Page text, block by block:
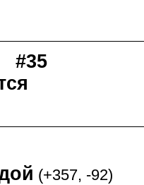
#35
(+357, -92)